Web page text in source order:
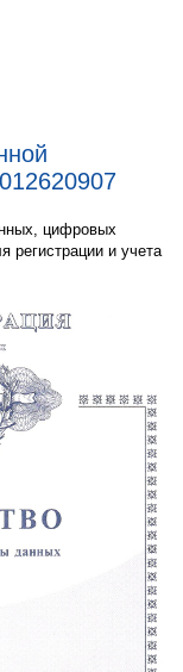
цифровых
регистрации и учета